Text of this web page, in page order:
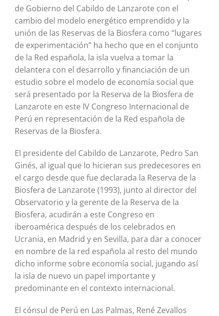
de Gobierno del Cabildo de Lanzarote con el
cambio del modelo energético emprendido y la
unión de las Reservas de la Biosfera como “lugares
de experimentación” ha hecho que en el conjunto
de la Red española, la isla vuelva a tomar la
delantera con el desarrollo y financiación de un
estudio sobre el modelo de economía social que
será presentado por la Reserva de la Biosfera de
Lanzarote en este IV Congreso Internacional de
Perú en representación de la Red española de
Reservas de la Biosfera.
El presidente del Cabildo de Lanzarote, Pedro San
Ginés, al igual que lo hicieran sus predecesores en
el cargo desde que fue declarada la Reserva de la
Biosfera de Lanzarote (1993), junto al director del
Observatorio y la gerente de la Reserva de la
Biosfera, acudirán a este Congreso en
iberoamérica después de los celebrados en
Ucrania, en Madrid y en Sevilla, para dar a conocer
en nombre de la red española al resto del mundo
dicho informe sobre economía social, jugando así
la isla de nuevo un papel importante y
predominante en el contexto internacional.
El cónsul de Perú en Las Palmas, René Zevallos